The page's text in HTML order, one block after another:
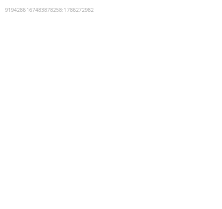
9194286167483878258:1786272982